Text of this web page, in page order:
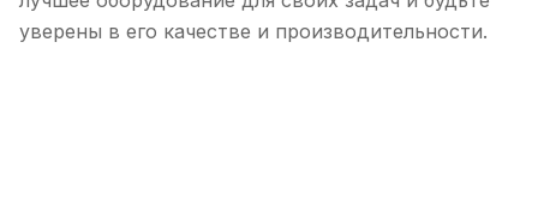
уверены в его качестве и производительности.